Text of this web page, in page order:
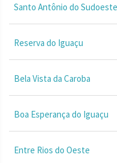
Santo Antônio do Sudoeste
Reserva do Iguaçu
Bela Vista da Caroba
Boa Esperança do Iguaçu
Entre Rios do Oeste